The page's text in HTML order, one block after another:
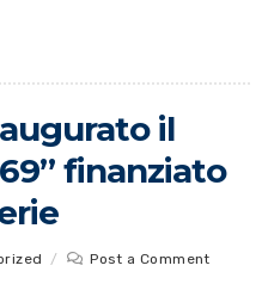
il
finanziato
/ Post a Comment